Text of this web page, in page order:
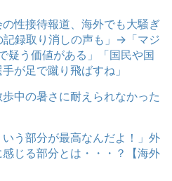
性接待報道、海外でも大騒ぎ
録取り消しの声も」→「マジ
疑う価値がある」「国民や国
が足で蹴り飛ばすね」
中の暑さに耐えられなかった
う部分が最高なんだよ！」外
じる部分とは・・・？【海外